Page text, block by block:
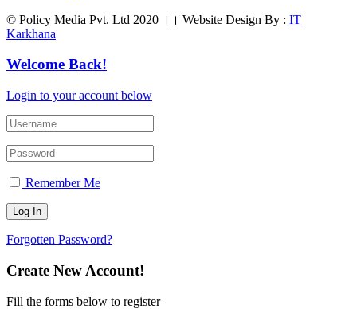
© Policy Media Pvt. Ltd 2020 ।। Website Design By : IT
Karkhana
Welcome Back!
Login to your account below
Remember Me
Forgotten Password?
Create New Account!
Fill the forms below to register